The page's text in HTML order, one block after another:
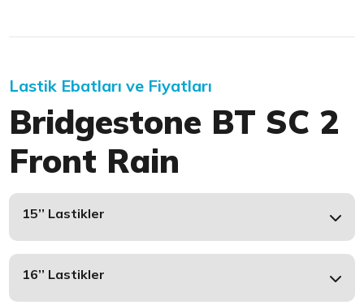
Lastik Ebatları ve Fiyatları
Bridgestone BT SC 2
Front Rain
15’’ Lastikler
16’’ Lastikler